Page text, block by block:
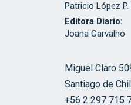
Patricio López P.
Editora Diario:
Joana Carvalho
Miguel Claro
Santiago de
+56 2 297 715